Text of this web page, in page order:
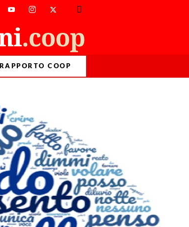
RAPPORTO COOP
> Primo Piano > Sanremo canta l’amore immortale